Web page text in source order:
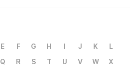
E F G H I J K
L
Q R S T U V W
X